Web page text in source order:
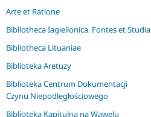
Arte et Ratione
Bibliotheca Iagiellonica. Fontes et Studia
Bibliotheca Lituaniae
Biblioteka Aretuzy
Biblioteka Centrum Dokumentacji
Czynu Niepodległościowego
Biblioteka Kapitulna na Wawelu